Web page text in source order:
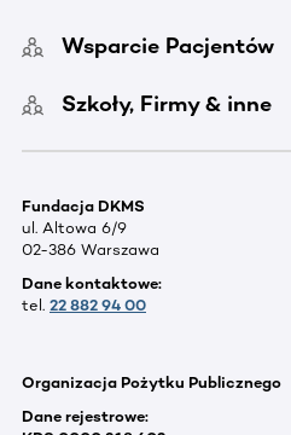
Wsparcie Pacjentów
Szkoły, Firmy & inne
Fundacja DKMS
ul. Altowa 6/9
02-386 Warszawa
Dane kontaktowe:
tel. 22 882 94 00
Organizacja Pożytku Publicznego
Dane rejestrowe: